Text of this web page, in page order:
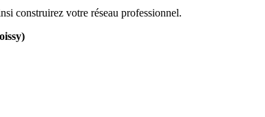
construirez votre réseau professionnel.